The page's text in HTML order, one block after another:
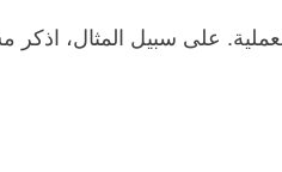
على سبيل المثال،